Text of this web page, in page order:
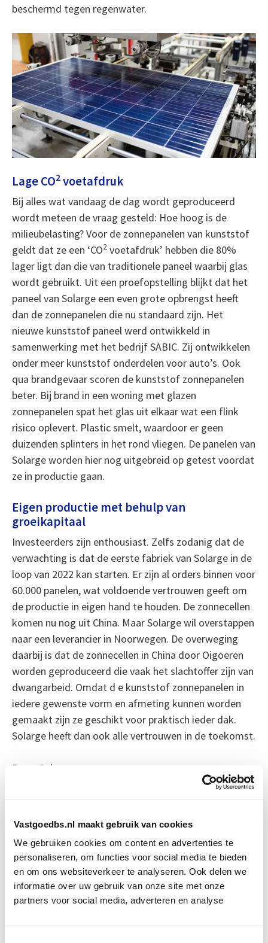
Vastgoedbs.nl maakt gebruik van cookies
We gebruiken cookies om content en advertenties te
personaliseren, om functies voor social media te bieden
en om ons websiteverkeer te analyseren. Ook delen we
informatie over uw gebruik van onze site met onze
partners voor social media, adverteren en analyse
beschermd tegen regenwater.
Lage CO2voetafdruk
Bij alles wat vandaag de dag wordt geproduceerd
wordt meteen de vraag gesteld: Hoe hoog is de
milieubelasting? Voor de zonnepanelen van kunststof
geldt dat ze een ‘CO2voetafdruk’ hebben die 80%
lager ligt dan die van traditionele paneel waarbij glas
wordt gebruikt. Uit een proefopstelling blijkt dat het
paneel van Solarge een even grote opbrengst heeft
dan de zonnepanelen die nu standaard zijn. Het
nieuwe kunststof paneel werd ontwikkeld in
samenwerking met het bedrijf SABIC. Zij ontwikkelen
onder meer kunststof onderdelen voor auto’s. Ook
qua brandgevaar scoren de kunststof zonnepanelen
beter. Bij brand in een woning met glazen
zonnepanelen spat het glas uit elkaar wat een flink
risico oplevert. Plastic smelt, waardoor er geen
duizenden splinters in het rond vliegen. De panelen van
Solarge worden hier nog uitgebreid op getest voordat
ze in productie gaan.
Eigen productie met behulp van
groeikapitaal
Investeerders zijn enthousiast. Zelfs zodanig dat de
verwachting is dat de eerste fabriek van Solarge in de
loop van 2022 kan starten. Er zijn al orders binnen voor
60.000 panelen, wat voldoende vertrouwen geeft om
de productie in eigen hand te houden. De zonnecellen
komen nu nog uit China. Maar Solarge wil overstappen
naar een leverancier in Noorwegen. De overweging
daarbij is dat de zonnecellen in China door Oigoeren
worden geproduceerd die vaak het slachtoffer zijn van
dwangarbeid. Omdat d e kunststof zonnepanelen in
iedere gewenste vorm en afmeting kunnen worden
gemaakt zijn ze geschikt voor praktisch ieder dak.
Solarge heeft dan ook alle vertrouwen in de toekomst.
Bron: Cobouw
Boeiend verhaal? Duik dan eens
in deze opleidingen:
EP-W Basis - Woningen Start wo 9 sep
Verduurzaming Vastgoed en
DMJOP
Start di 8